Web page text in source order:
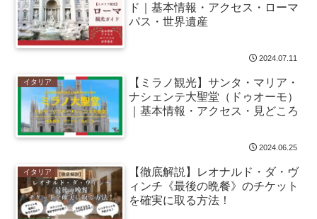
ド｜基本情報・アクセス・ローマ
パス・世界遺産
2024.07.11
イタリア
【ミラノ観光】サンタ・マリア・
ナシェンテ大聖堂（ドゥオーモ）
｜基本情報・アクセス・見どころ
2024.06.25
イタリア
【徹底解説】レオナルド・ダ・ヴ
ィンチ《最後の晩餐》のチケット
を確実に取る方法！